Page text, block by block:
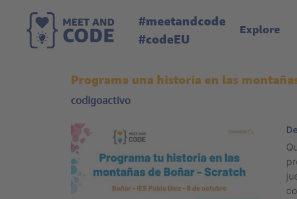
#meetandcode
#codeEU
Explore
Programa una historia en las
codigoactivo